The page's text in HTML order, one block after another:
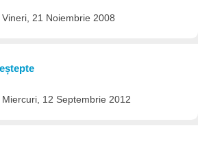
Vineri, 21 Noiembrie 2008
Miercuri, 12 Septembrie 2012